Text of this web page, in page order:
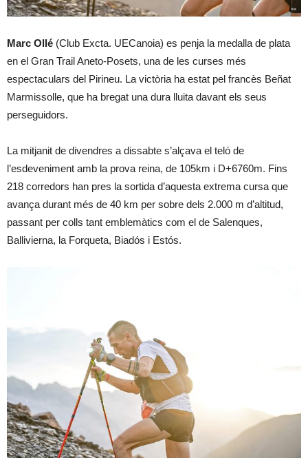
Marc Ollé (Club Excta. UECanoia) es penja la medalla de plata
en el Gran Trail Aneto-Posets, una de les curses més
espectaculars del Pirineu. La victòria ha estat pel francès Beñat
Marmissolle, que ha bregat una dura lluita davant els seus
perseguidors.
La mitjanit de divendres a dissabte s’alçava el teló de
l’esdeveniment amb la prova reina, de 105km i D+6760m. Fins
218 corredors han pres la sortida d’aquesta extrema cursa que
avança durant més de 40 km per sobre dels 2.000 m d’altitud,
passant per colls tant emblemàtics com el de Salenques,
Ballivierna, la Forqueta, Biadós i Estós.